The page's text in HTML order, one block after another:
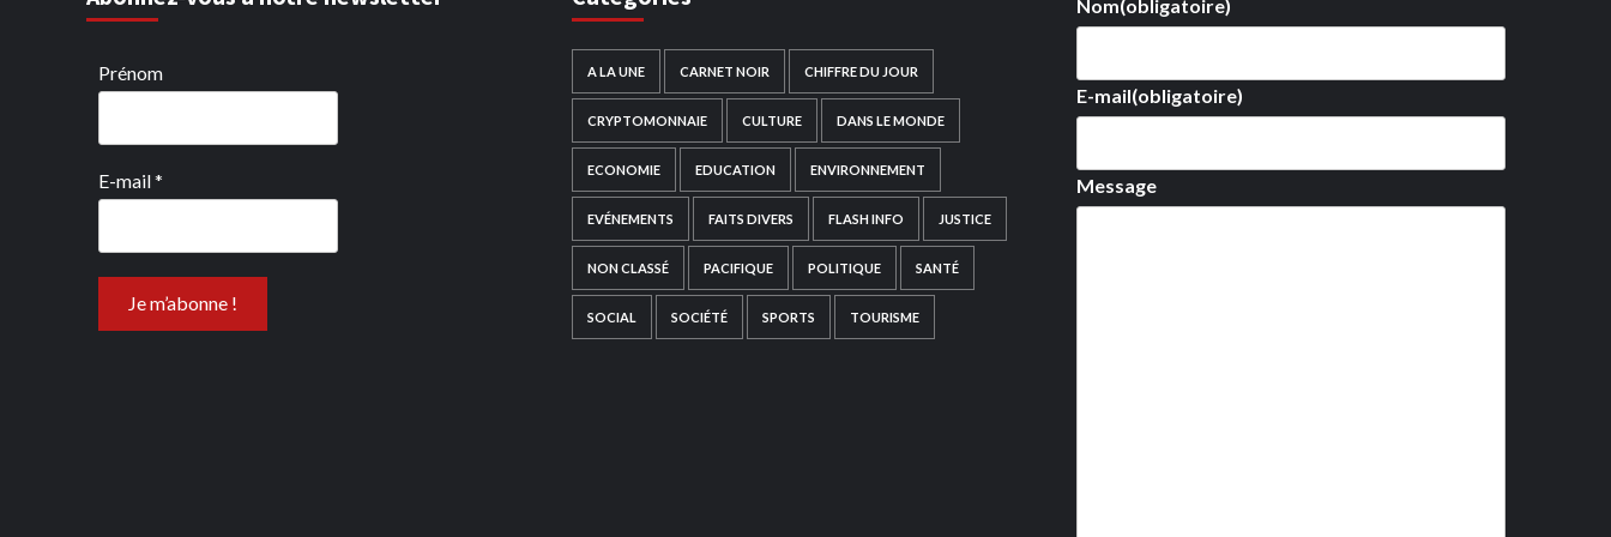
Prénom
E-mail*
A LA UNE CARNET NOIR CHIFFRE DU JOUR
CRYPTOMONNAIE CULTURE DANS LE MONDE
ECONOMIE EDUCATION ENVIRONNEMENT
EVÉNEMENTS FAITS DIVERS FLASH INFO JUSTICE
NON CLASSÉ PACIFIQUE POLITIQUE SANTÉ
SOCIAL SOCIÉTÉ SPORTS TOURISME
Nom(obligatoire)
E-mail(obligatoire)
Message